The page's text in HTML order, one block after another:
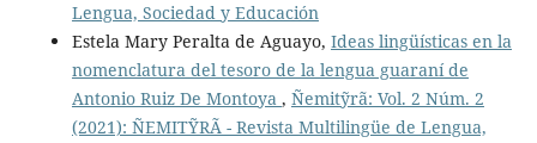
Lengua, Sociedad y Educación
Estela Mary Peralta de Aguayo, Ideas lingüísticas en la
nomenclatura del tesoro de la lengua guaraní de
Antonio Ruiz De Montoya , Ñemitỹrã: Vol. 2 Núm. 2
(2021): ÑEMITỸRÃ - Revista Multilingüe de Lengua,